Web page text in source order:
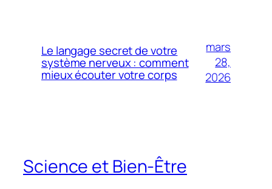
Le langage secret de votre
système nerveux : comment
mieux écouter votre corps
mars
28,
2026
Science et Bien-Être